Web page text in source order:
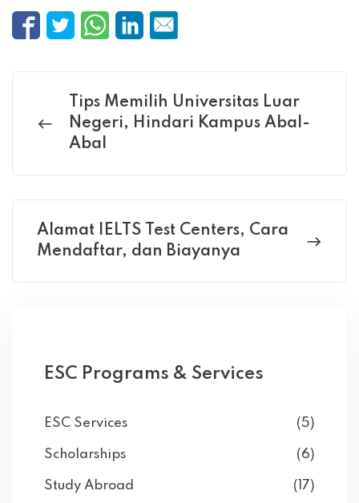
Tips Memilih Universitas Luar
Negeri, Hindari Kampus Abal-
Abal
Alamat IELTS Test Centers, Cara
Mendaftar, dan Biayanya
ESC Programs & Services
ESC Services (5)
Scholarships (6)
Study Abroad (17)